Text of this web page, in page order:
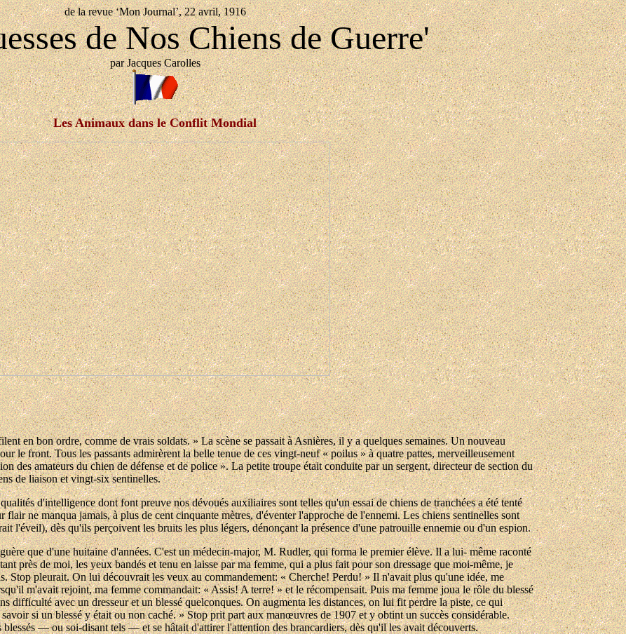
de la revue ‘Mon Journal’, 22 avril, 1916
de Nos Chiens de Guerre'
par Jacques Carolles
Les Animaux dans le Conflit Mondial
en bon ordre, comme de vrais soldats. » La scène se passait à Asnières, il y a quelques semaines. Un nouveau
le front. Tous les passants admirèrent la belle tenue de ces vingt-neuf « poilus » à quatre pattes, merveilleusement
des amateurs du chien de défense et de police ». La petite troupe était conduite par un sergent, directeur de section du
de liaison et vingt-six sentinelles.
d'intelligence dont font preuve nos dévoués auxiliaires sont telles qu'un essai de chiens de tranchées a été tenté
ne manqua jamais, à plus de cent cinquante mètres, d'éventer l'approche de l'ennemi. Les chiens sentinelles sont
l'éveil), dès qu'ils perçoivent les bruits les plus légers, dénonçant la présence d'une patrouille ennemie ou d'un espion.
que d'une huitaine d'années. C'est un médecin-major, M. Rudler, qui forma le premier élève. Il a lui- même raconté
près de moi, les yeux bandés et tenu en laisse par ma femme, qui a plus fait pour son dressage que moi-même, je
Stop pleurait. On lui découvrait les veux au commandement: « Cherche! Perdu! » Il n'avait plus qu'une idée, me
m'avait rejoint, ma femme commandait: « Assis! A terre! » et le récompensait. Puis ma femme joua le rôle du blessé
difficulté avec un dresseur et un blessé quelconques. On augmenta les distances, on lui fit perdre la piste, ce qui
si un blessé y était ou non caché. » Stop prit part aux manœuvres de 1907 et y obtint un succès considérable.
— ou soi-disant tels — et se hâtait d'attirer l'attention des brancardiers, dès qu'il les avait découverts.